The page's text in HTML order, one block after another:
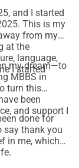
and I started
This is my
from my
at the
language,
I started
my dream—to
MBBS in
turn this
been
and support I
done for
say thank you
in me, which